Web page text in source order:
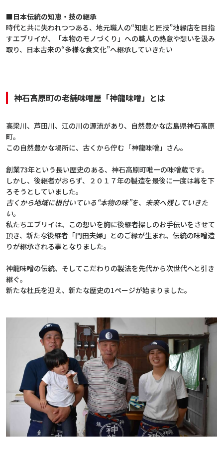
■日本伝統の知恵・技の継承
時代と共に失われつつある、地元職人の“知恵と匠技”地縁店を目指
すエブリイが、「本物のモノづくり」への職人の熱意や想いを汲み
取り、日本古来の“多様な食文化”へ継承していきたい
神石高原町の老舗味噌屋「神龍味噌」とは
高梁川、芦田川、江の川の源流があり、自然豊かな広島県神石高原
町。
この自然豊かな場所に、古くから佇む「神龍味噌」さん。
創業73年という長い歴史のある、神石高原町唯一の味噌蔵です。
しかし、後継者がおらず、２０１７年の製造を最後に一度は幕を下
ろそうとしていました。
古くから地域に根付いている“本物の味”を、未来へ残していきた
い。
私たちエブリイは、この想いを胸に後継者探しのお手伝いをさせて
頂き、新たな後継者「門田夫婦」とのご縁が生まれ、伝統の味噌造
りが継承される事となりました。
神龍味噌の伝統、そしてこだわりの製法を先代から次世代へと引き
継ぐ。
新たな杜氏を迎え、新たな歴史の1ページが始まりました。